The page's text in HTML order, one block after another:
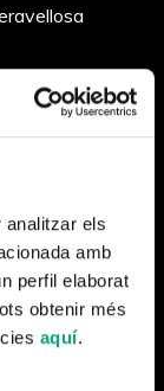
analitzar els
amb
perfil elaborat
obtenir més
aquí.
atrapa,
record i les
rebel·lia i
la data
amb aquesta
digitals per